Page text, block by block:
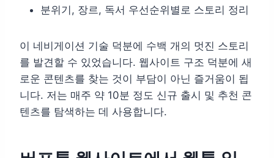
분위기, 장르, 독서 우선순위별로 스토리 정리
이 네비게이션 기술 덕분에 수백 개의 멋진 스토리
를 발견할 수 있었습니다. 웹사이트 구조 덕분에 새
로운 콘텐츠를 찾는 것이 부담이 아닌 즐거움이 됩
니다. 저는 매주 약 10분 정도 신규 출시 및 추천 콘
텐츠를 탐색하는 데 사용합니다.